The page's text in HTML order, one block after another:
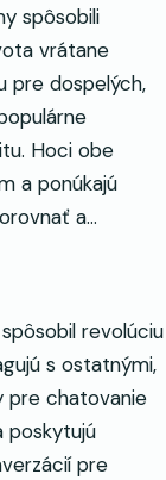
spôsobili
vrátane
pre dospelých,
Hoci obe
a ponúkajú
a…
revolúciu
s ostatnými,
pre chatovanie
poskytujú
pre